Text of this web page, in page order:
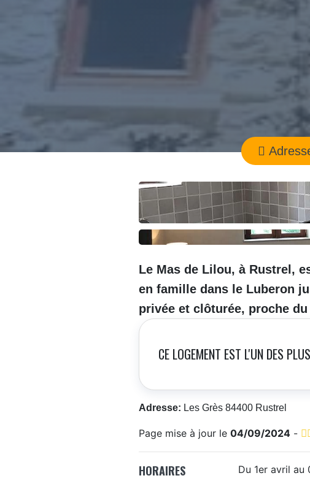
Le Mas de Lilou, à Rustrel,
en famille dans le Luberon
privée et clôturée, proche
CE LOGEMENT EST L'UN DES
Adresse: Les Grès 84400 Rustrel
Page mise à jour le04/09/2024 -
HORAIRES
Du 1er avril au